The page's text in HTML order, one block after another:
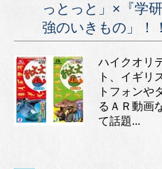
っとっと」×『学
強のいきもの」！！
ハイクオリ
ト、イギリ
トフォンや
るＡＲ動画
て話題...